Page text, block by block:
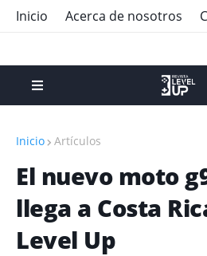
Inicio Acerca de nosotros
Inicio Artículos
El nuevo moto
llega a Costa
Level Up